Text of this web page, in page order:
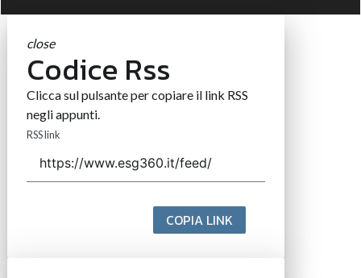
close
Codice Rss
Clicca sul pulsante per copiare il link RSS
negli appunti.
RSS link
COPIA LINK